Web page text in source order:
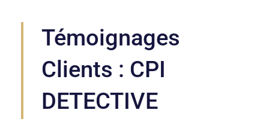
Témoignages
Clients : CPI
DETECTIVE